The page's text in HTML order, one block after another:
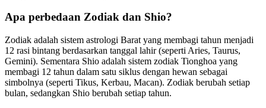
Apa perbedaan Zodiak dan Shio?
Zodiak adalah sistem astrologi Barat yang membagi tahun menjadi
12 rasi bintang berdasarkan tanggal lahir (seperti Aries, Taurus,
Gemini). Sementara Shio adalah sistem zodiak Tionghoa yang
membagi 12 tahun dalam satu siklus dengan hewan sebagai
simbolnya (seperti Tikus, Kerbau, Macan). Zodiak berubah setiap
bulan, sedangkan Shio berubah setiap tahun.